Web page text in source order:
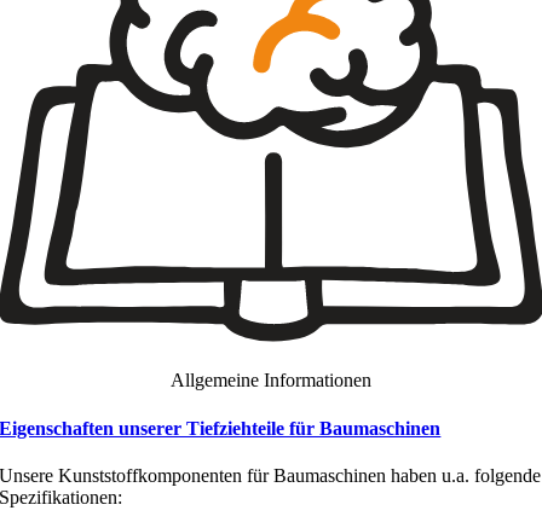
Allgemeine Informationen
Eigenschaften unserer Tiefziehteile für Baumaschinen
Unsere Kunststoffkomponenten für Baumaschinen haben u.a. folgende
Spezifikationen: